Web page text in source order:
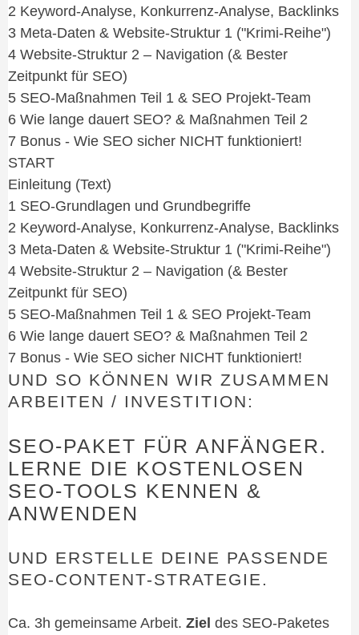
2 Keyword-Analyse, Konkurrenz-Analyse, Backlinks
3 Meta-Daten & Website-Struktur 1 ("Krimi-Reihe")
4 Website-Struktur 2 – Navigation (& Bester
Zeitpunkt für SEO)
5 SEO-Maßnahmen Teil 1 & SEO Projekt-Team
6 Wie lange dauert SEO? & Maßnahmen Teil 2
7 Bonus - Wie SEO sicher NICHT funktioniert!
START
Einleitung (Text)
1 SEO-Grundlagen und Grundbegriffe
2 Keyword-Analyse, Konkurrenz-Analyse, Backlinks
3 Meta-Daten & Website-Struktur 1 ("Krimi-Reihe")
4 Website-Struktur 2 – Navigation (& Bester
Zeitpunkt für SEO)
5 SEO-Maßnahmen Teil 1 & SEO Projekt-Team
6 Wie lange dauert SEO? & Maßnahmen Teil 2
7 Bonus - Wie SEO sicher NICHT funktioniert!
UND SO KÖNNEN WIR ZUSAMMEN
ARBEITEN / INVESTITION:
SEO-PAKET FÜR ANFÄNGER.
LERNE DIE KOSTENLOSEN
SEO-TOOLS KENNEN &
ANWENDEN
UND ERSTELLE DEINE PASSENDE
SEO-CONTENT-STRATEGIE.
Ca. 3h gemeinsame Arbeit.Ziel des SEO-Paketes